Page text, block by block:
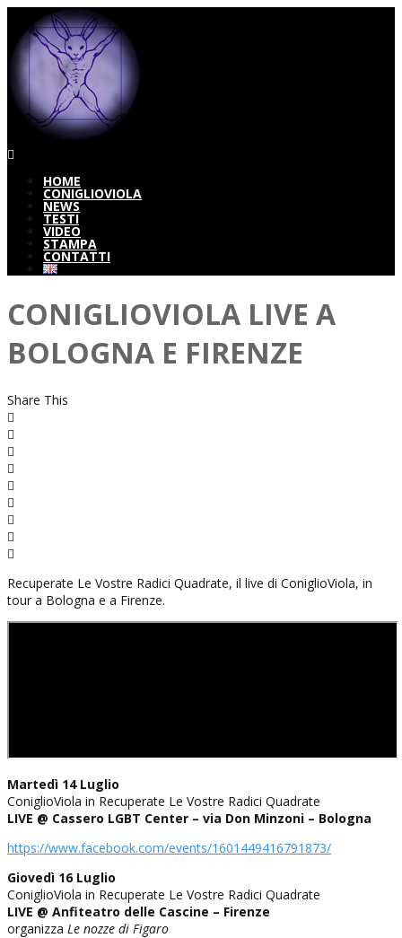
HOME
CONIGLIOVIOLA
NEWS
TESTI
VIDEO
STAMPA
CONTATTI
CONIGLIOVIOLA LIVE A
BOLOGNA E FIRENZE
Share This
Recuperate Le Vostre Radici Quadrate, il live di ConiglioViola, in
tour a Bologna e a Firenze.
Martedì 14 Luglio
ConiglioViola in Recuperate Le Vostre Radici Quadrate
LIVE @ Cassero LGBT Center – via Don Minzoni – Bologna
https://www.facebook.com/events/1601449416791873/
Giovedì 16 Luglio
ConiglioViola in Recuperate Le Vostre Radici Quadrate
LIVE @ Anfiteatro delle Cascine – Firenze
organizza Le nozze di Figaro